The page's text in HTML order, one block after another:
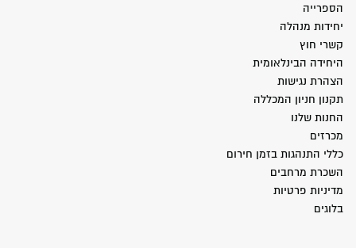
הספרייה
יחידות מנהלה
קשרי חוץ
היחידה הבינלאומית
הצהרת נגישות
תקנון חניון המכללה
החנות שלנו
מכרזים
כללי התנהגות בזמן חירום
השכרת מרחבים
מדיניות פרטיות
בלוגים